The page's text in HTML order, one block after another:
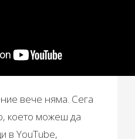
вече няма. Сега
което можеш да
в YouTube,